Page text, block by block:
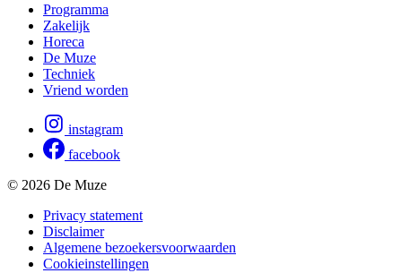
Programma
Zakelijk
Horeca
De Muze
Techniek
Vriend worden
instagram
facebook
© 2026 De Muze
Privacy statement
Disclaimer
Algemene bezoekersvoorwaarden
Cookieinstellingen